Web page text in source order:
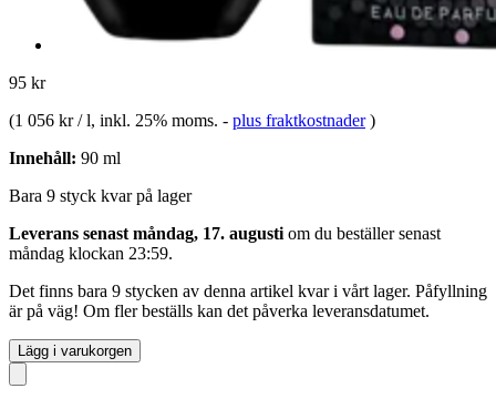
95 kr
(1 056 kr / l, inkl. 25% moms. - plus fraktkostnader )
Innehåll: 90 ml
Bara 9 styck kvar på lager
Leverans senast måndag, 17. augusti om du beställer senast
måndag klockan 23:59.
Det finns bara 9 stycken av denna artikel kvar i vårt lager. Påfyllning
är på väg! Om fler beställs kan det påverka leveransdatumet.
Lägg i varukorgen